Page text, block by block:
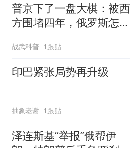
普京下了一盘大棋：被西
方围堵四年，俄罗斯怎么
战武科普 1跟贴
印巴紧张局势再升级
抽象老谢 1跟贴
泽连斯基“举报”俄帮伊